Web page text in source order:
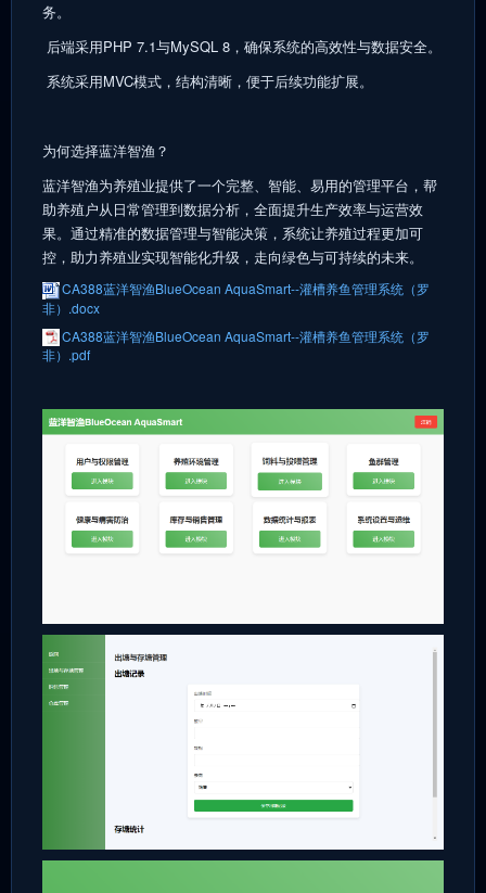
务。
后端采用PHP 7.1与MySQL 8，确保系统的高效性与数据安全。
系统采用MVC模式，结构清晰，便于后续功能扩展。
为何选择蓝洋智渔？
蓝洋智渔为养殖业提供了一个完整、智能、易用的管理平台，帮
助养殖户从日常管理到数据分析，全面提升生产效率与运营效
果。通过精准的数据管理与智能决策，系统让养殖过程更加可
控，助力养殖业实现智能化升级，走向绿色与可持续的未来。
CA388蓝洋智渔BlueOcean AquaSmart--灌槽养鱼管理系统（罗
非）.docx
CA388蓝洋智渔BlueOcean AquaSmart--灌槽养鱼管理系统（罗
非）.pdf